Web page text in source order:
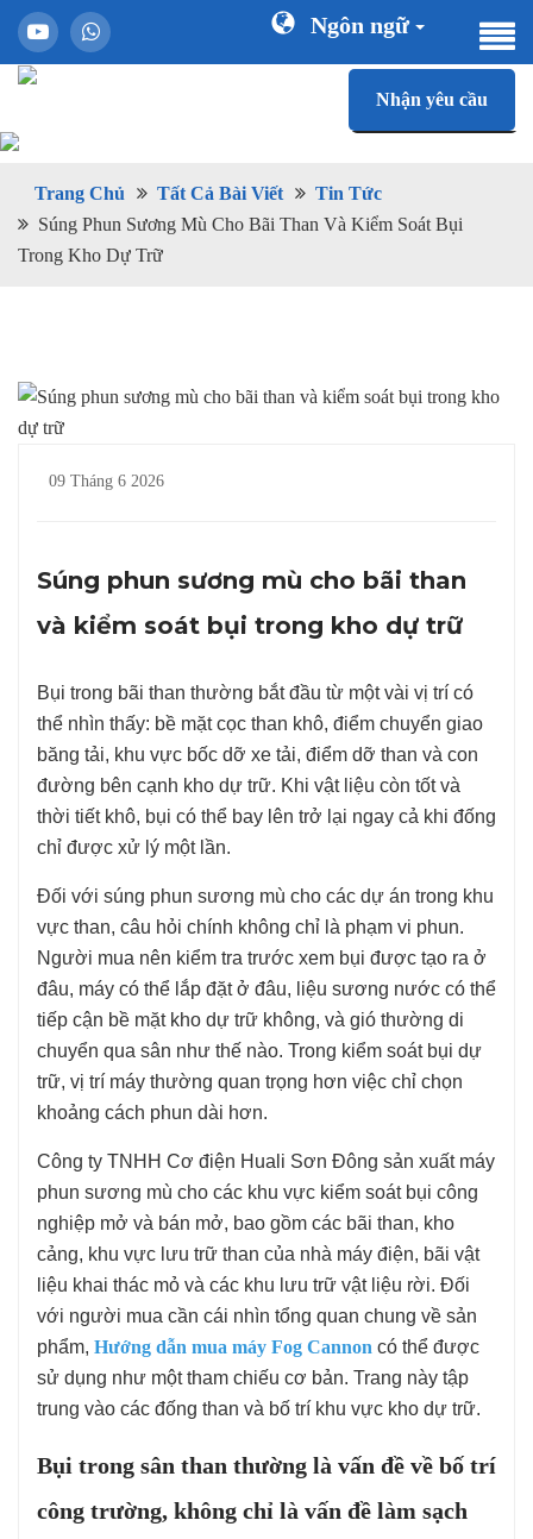
Ngôn ngữ
Nhận yêu cầu
Trang Chủ Tất Cả Bài Viết
Tin Tức
Súng Phun Sương Mù Cho Bãi Than Và Kiểm Soát Bụi
Trong Kho Dự Trữ
09 Tháng 6 2026
Súng phun sương mù cho bãi than
và kiểm soát bụi trong kho dự trữ
Bụi trong bãi than thường bắt đầu từ một vài vị trí có
thể nhìn thấy: bề mặt cọc than khô, điểm chuyển giao
băng tải, khu vực bốc dỡ xe tải, điểm dỡ than và con
đường bên cạnh kho dự trữ. Khi vật liệu còn tốt và
thời tiết khô, bụi có thể bay lên trở lại ngay cả khi đống
chỉ được xử lý một lần.
Đối với súng phun sương mù cho các dự án trong khu
vực than, câu hỏi chính không chỉ là phạm vi phun.
Người mua nên kiểm tra trước xem bụi được tạo ra ở
đâu, máy có thể lắp đặt ở đâu, liệu sương nước có thể
tiếp cận bề mặt kho dự trữ không, và gió thường di
chuyển qua sân như thế nào. Trong kiểm soát bụi dự
trữ, vị trí máy thường quan trọng hơn việc chỉ chọn
khoảng cách phun dài hơn.
Công ty TNHH Cơ điện Huali Sơn Đông sản xuất máy
phun sương mù cho các khu vực kiểm soát bụi công
nghiệp mở và bán mở, bao gồm các bãi than, kho
cảng, khu vực lưu trữ than của nhà máy điện, bãi vật
liệu khai thác mỏ và các khu lưu trữ vật liệu rời. Đối
với người mua cần cái nhìn tổng quan chung về sản
phẩm, Hướng dẫn mua máy Fog Cannon có thể được
sử dụng như một tham chiếu cơ bản. Trang này tập
trung vào các đống than và bố trí khu vực kho dự trữ.
Bụi trong sân than thường là vấn đề về bố trí
công trường, không chỉ là vấn đề làm sạch